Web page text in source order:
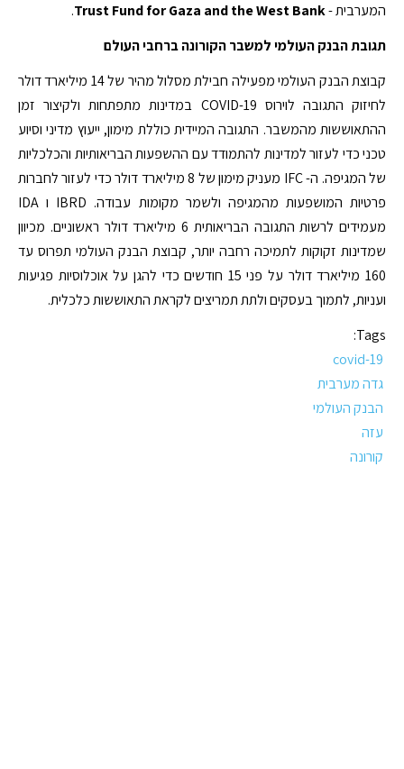
המערבית -
.
תגובת הבנק העולמי למשבר הקורונה ברחבי העולם
קבוצת הבנק העולמי מפעילה חבילת מסלול מהיר של 14 מיליארד דולר
לחיזוק התגובה לוירוס COVID-19 במדינות מתפתחות ולקיצור זמן
ההתאוששות מהמשבר. התגובה המיידית כוללת מימון, ייעוץ מדיני וסיוע
טכני כדי לעזור למדינות להתמודד עם ההשפעות הבריאותיות והכלכליות
של המגיפה. ה- IFC מעניק מימון של 8 מיליארד דולר כדי לעזור לחברות
פרטיות המושפעות מהמגיפה ולשמר מקומות עבודה. IBRD ו IDA
מעמידים לרשות התגובה הבריאותית 6 מיליארד דולר ראשוניים. מכיוון
שמדינות זקוקות לתמיכה רחבה יותר, קבוצת הבנק העולמי תפרוס עד
160 מיליארד דולר על פני 15 חודשים כדי להגן על אוכלוסיות פגיעות
ועניות, לתמוך בעסקים ולתת תמריצים לקראת התאוששות כלכלית.
Tags:
covid-19
גדה מערבית
הבנק העולמי
עזה
קורונה